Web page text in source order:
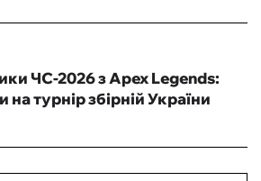
ЧС-2026 з Apex Legends:
турнір збірній України